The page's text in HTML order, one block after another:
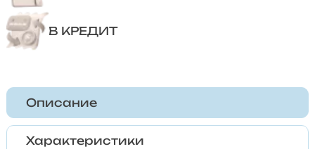
В КРЕДИТ
Описание
Характеристики